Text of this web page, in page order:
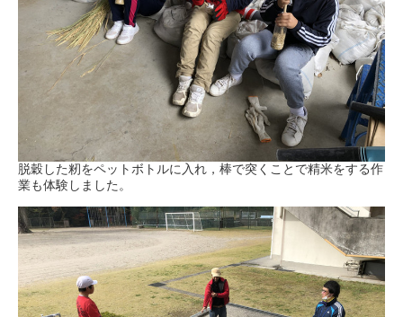
脱穀した籾をペットボトルに入れ，棒で突くことで精米をする作
業も体験しました。